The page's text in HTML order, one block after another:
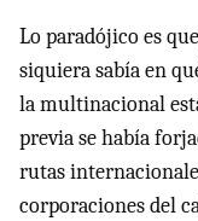
Lo paradójico es
siquiera sabía en
la multinacional
previa se había
rutas
corporaciones del